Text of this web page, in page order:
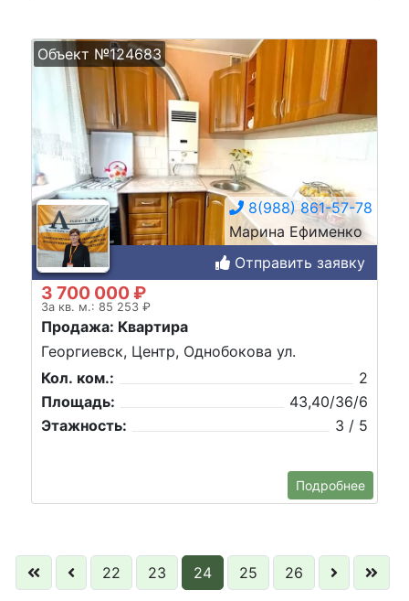
Объект №124683
8(988) 861-57-78
Марина Ефименко
Отправить заявку
3 700 000 ₽
За кв. м.: 85 253 ₽
Продажа: Квартира
Георгиевск, Центр, Однобокова ул.
Кол. ком.:
2
Площадь:
43,40/36/6
Этажность:
3 / 5
Подробнее
22 23 24 25 26